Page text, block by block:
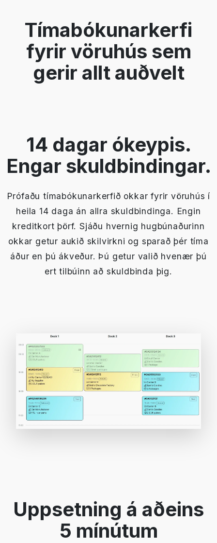
Tímabókunarkerfi
fyrir vöruhús sem
gerir allt auðvelt
14 dagar ókeypis.
Engar skuldbindingar.
Prófaðu tímabókunarkerfið okkar fyrir vöruhús í
heila 14 daga án allra skuldbindinga. Engin
kreditkort þörf. Sjáðu hvernig hugbúnaðurinn
okkar getur aukið skilvirkni og sparað þér tíma
áður en þú ákveður. Þú getur valið hvenær þú
ert tilbúinn að skuldbinda þig.
Uppsetning á aðeins
5 mínútum